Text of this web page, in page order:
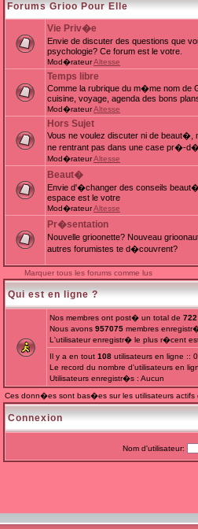
Forums Grioo Pour Elle
Vie Priv�e
Envie de discuter des questions que
psychologie? Ce forum est le votre.
Mod�rateurAltesse
Temps libre
Comme la rubrique du m�me nom
cuisine, voyage, agenda des bons
Mod�rateurAltesse
Hors Sujet
Vous ne voulez discuter ni de
ne rentrant pas dans une case pr�-
Mod�rateurAltesse
Beaut�
Envie d'�changer des conseils
espace est le votre
Mod�rateurAltesse
Pr�sentation
Nouvelle grioonette? Nouveau
autres forumistes te d�couvrent?
Marquer tous les forums comme lus
Qui est en ligne ?
Nos membres ont post� un total de 722
Nous avons 957075 membres
L'utilisateur enregistr� le plus r�cent
Il y a en tout 108 utilisateurs en ligne ::
Le record du nombre d'utilisateurs en
Utilisateurs enregistr�s : Aucun
Ces donn�es sont bas�es sur les utilisateurs actifs
Connexion
Nom d'utilisateur: